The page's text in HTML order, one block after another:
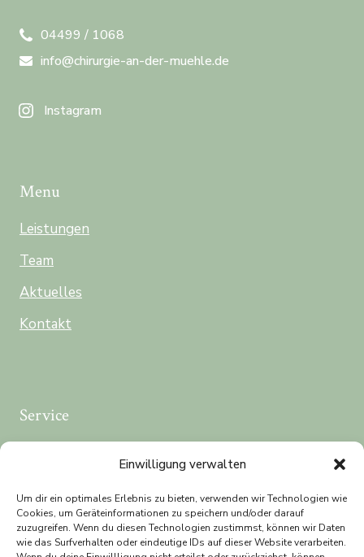
Einwilligung verwalten
Um dir ein optimales Erlebnis zu bieten, verwenden wir Technologien wie
Cookies, um Geräteinformationen zu speichern und/oder darauf
zuzugreifen. Wenn du diesen Technologien zustimmst, können wir Daten
wie das Surfverhalten oder eindeutige IDs auf dieser Website verarbeiten.
04499 / 1068
info@chirurgie-an-der-muehle.de
Instagram
Menu
Leistungen
Team
Aktuelles
Kontakt
Service
→ Rezept-Anfrage